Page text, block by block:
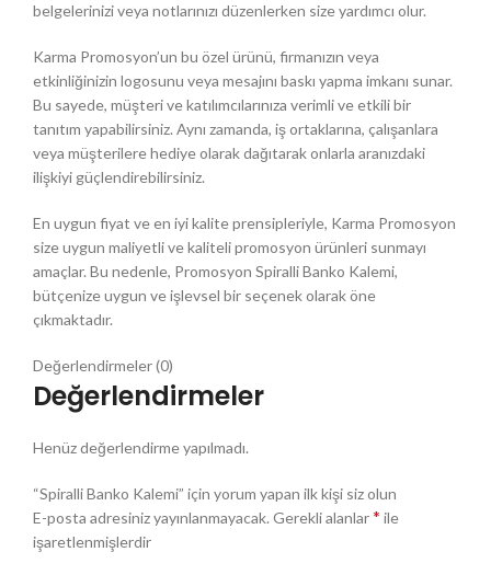
belgelerinizi veya notlarınızı düzenlerken size yardımcı olur.
Karma Promosyon’un bu özel ürünü, firmanızın veya
etkinliğinizin logosunu veya mesajını baskı yapma imkanı sunar.
Bu sayede, müşteri ve katılımcılarınıza verimli ve etkili bir
tanıtım yapabilirsiniz. Aynı zamanda, iş ortaklarına, çalışanlara
veya müşterilere hediye olarak dağıtarak onlarla aranızdaki
ilişkiyi güçlendirebilirsiniz.
En uygun fiyat ve en iyi kalite prensipleriyle, Karma Promosyon
size uygun maliyetli ve kaliteli promosyon ürünleri sunmayı
amaçlar. Bu nedenle, Promosyon Spiralli Banko Kalemi,
bütçenize uygun ve işlevsel bir seçenek olarak öne
çıkmaktadır.
Değerlendirmeler (0)
Değerlendirmeler
Henüz değerlendirme yapılmadı.
“Spiralli Banko Kalemi” için yorum yapan ilk kişi siz olun
E-posta adresiniz yayınlanmayacak.Gerekli alanlar* ile
işaretlenmişlerdir